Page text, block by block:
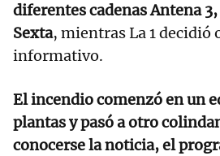
diferentes cadenas Antena
Sexta, mientras La 1 decidió
informativo.
El incendio comenzó en un
plantas y pasó a otro
conocerse la noticia, el